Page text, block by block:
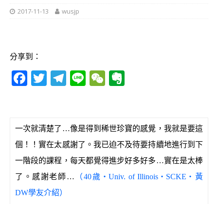
2017-11-13 wusjp
分享到：
F
e
b
o
o
k
T
te
r
T
g
ra
m
Li W
h
at
r
n
o
te
一次就清楚了 …像是得到稀世珍寶的感覺，我就是要這
個！！實在太感謝了。我已迫不及待要持續地進行到下
一階段的課程，每天都覺得進步好多好多…實在是太棒
了。感謝老師 … （40歲‧Univ. of Illinois‧SCKE‧黃
DW學友介紹）